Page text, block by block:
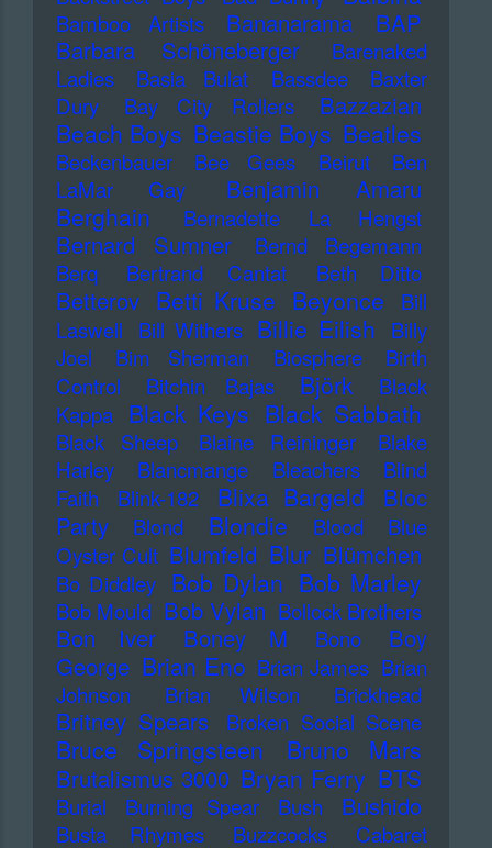
Bamboo Artists Bananarama
BAP
Barbara Schöneberger
Barenaked
Ladies
Basia Bulat Bassdee
Baxter
Dury
Bay City Rollers Bazzazian
Beach Boys Beastie Boys Beatles
Beckenbauer Bee Gees Beirut
Ben
LaMar Gay
Benjamin Amaru
Berghain Bernadette La Hengst
Bernard Sumner
Bernd Begemann
Berq
Bertrand Cantat Beth Ditto
Betterov Betti Kruse Beyonce
Bill
Laswell
Bill Withers Billie Eilish
Billy
Joel
Bim Sherman Biosphere
Birth
Control
Bitchin Bajas Björk
Black
Kappa Black Keys Black Sabbath
Black Sheep Blaine Reininger
Blake
Harley
Blancmange Bleachers
Blind
Faith
Blink-182 Blixa Bargeld
Bloc
Party
Blond Blondie Blood
Blue
Oyster Cult Blumfeld Blur Blümchen
Bo Diddley Bob Dylan Bob Marley
Bob Mould Bob Vylan Bollock Brothers
Bon Iver Boney M Bono
Boy
George Brian Eno Brian James Brian
Johnson
Brian Wilson Brickhead
Britney Spears Broken Social Scene
Bruce Springsteen Bruno Mars
Brutalismus 3000 Bryan Ferry BTS
Burial Burning Spear Bush Bushido
Busta Rhymes Buzzcocks
Cabaret